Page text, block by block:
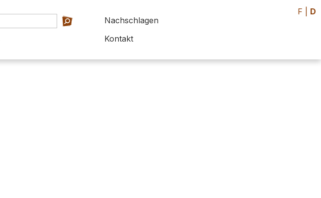
Nachschlagen
Kontakt
F D